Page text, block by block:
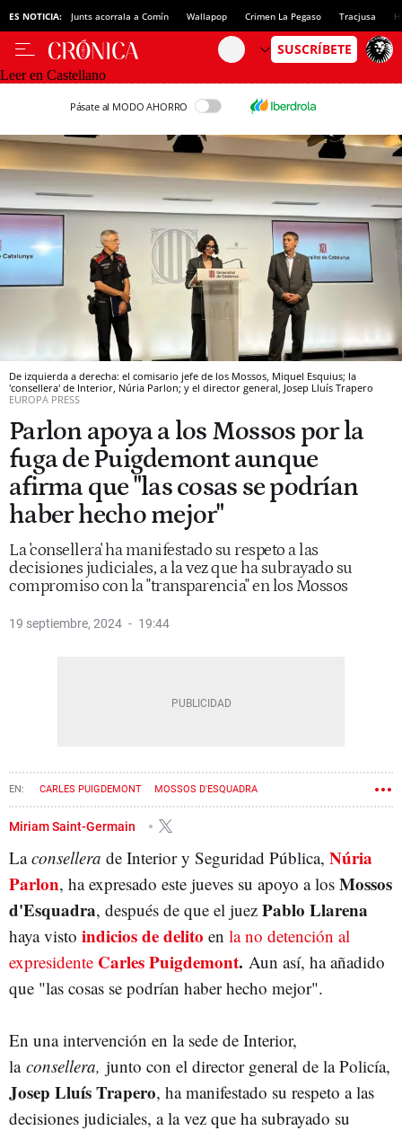
ES NOTICIA: Junts acorrala a Comín Wallapop Crimen La Pegaso Tracjusa
Leer en Castellano
Pásate al MODO AHORRO
De izquierda a derecha: el comisario jefe de los Mossos, Miquel Esquius; la
'consellera' de Interior, Núria Parlon; y el director general, Josep Lluís Trapero
EUROPA PRESS
Parlon apoya a los Mossos por la
fuga de Puigdemont aunque
afirma que "las cosas se podrían
haber hecho mejor"
La 'consellera' ha manifestado su respeto a las
decisiones judiciales, a la vez que ha subrayado su
compromiso con la "transparencia" en los Mossos
19 septiembre, 2024 19:44
CARLES PUIGDEMONT MOSSOS D'ESQUADRA
CONSEJERÍA DE INTERIOR NÚRIA PARLON
Miriam Saint-Germain
Laconsellera de Interior y Seguridad Pública, Núria
Parlon, ha expresado este jueves su apoyo a los Mossos
d'Esquadra, después de que el juez Pablo Llarena
haya visto indicios de delito en la no detención al
expresidente Carles Puigdemont. Aun así, ha añadido
que "las cosas se podrían haber hecho mejor".
En una intervención en la sede de Interior,
la consellera, junto con el director general de la Policía,
Josep Lluís Trapero, ha manifestado su respeto a las
decisiones judiciales, a la vez que ha subrayado su